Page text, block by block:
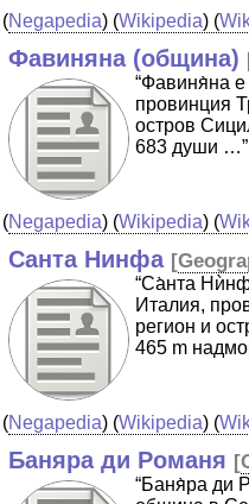
(Negapedia) (Wikipedia) (
Фавиняна (община)
“Фавиня̀на
провинция
остров
683 души …”
(Negapedia) (Wikipedia) (
Санта Нинфа [
“Са̀нта
Италия,
регион и
465 m
(Negapedia) (Wikipedia) (
Баняра ди Романя [
“Баня̀ра ди